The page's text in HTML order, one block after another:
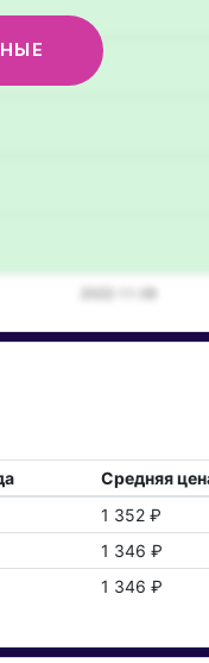
Средняя
1 352 ₽
1 346 ₽
1 346 ₽